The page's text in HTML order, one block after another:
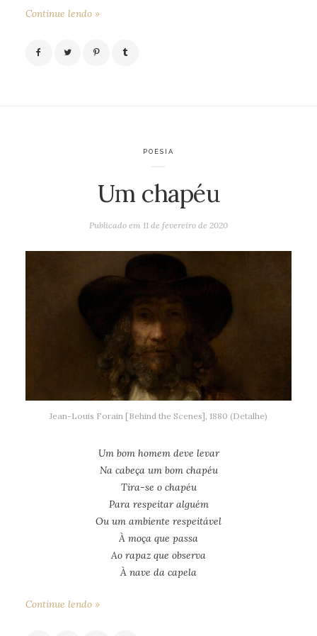
Continue lendo »
POESIA
Um chapéu
Publicado em 11 de fevereiro de 2020
Jean-Louis Forain [Behind the Scenes], 1880 (Detalhe)
Um bom homem deve levar
Na cabeça um bom chapéu
Tira-se o chapéu
Para respeitar alguém
Ou um ambiente respeitável
À moça que passa
Ao rapaz que observa
À nave da capela
Continue lendo »